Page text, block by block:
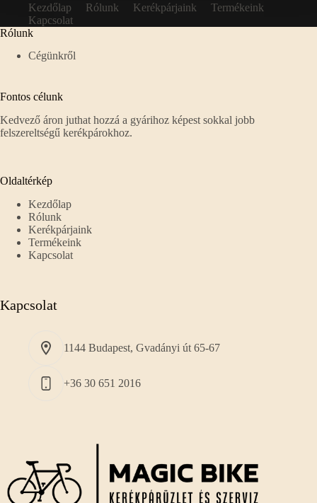
Kezdőlap Rólunk Kerékpárjaink
Termékeink
Kapcsolat
Rólunk
Cégünkről
Fontos célunk
Kedvező áron juthat hozzá a gyárihoz képest sokkal jobb
felszereltségű kerékpárokhoz.
Oldaltérkép
Kezdőlap
Rólunk
Kerékpárjaink
Termékeink
Kapcsolat
Kapcsolat
1144 Budapest, Gvadányi út 65-67
+36 30 651 2016